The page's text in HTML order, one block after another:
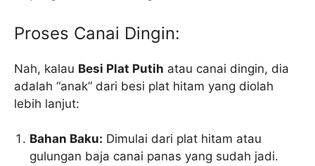
Proses Canai Dingin:
Nah, kalau Besi Plat Putih atau canai dingin, dia
adalah “anak” dari besi plat hitam yang diolah
lebih lanjut:
Bahan Baku: Dimulai dari plat hitam atau
gulungan baja canai panas yang sudah jadi.